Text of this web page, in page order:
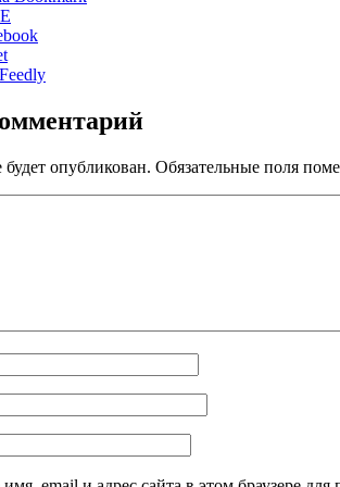
опубликован. Обязательные поля